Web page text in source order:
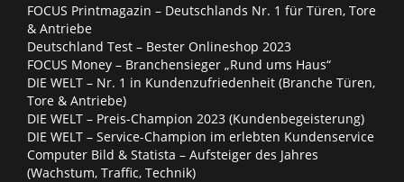
FOCUS Printmagazin – Deutschlands Nr. 1 für Türen, Tore
& Antriebe
Deutschland Test – Bester Onlineshop 2023
FOCUS Money – Branchensieger „Rund ums Haus“
DIE WELT – Nr. 1 in Kundenzufriedenheit (Branche Türen,
Tore & Antriebe)
DIE WELT – Preis-Champion 2023 (Kundenbegeisterung)
DIE WELT – Service-Champion im erlebten Kundenservice
Computer Bild & Statista – Aufsteiger des Jahres
(Wachstum, Traffic, Technik)